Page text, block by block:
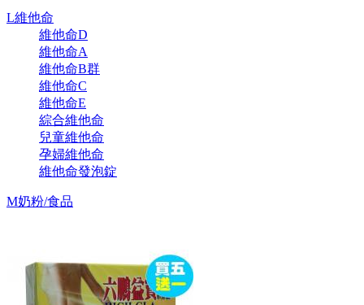
L維他命
維他命D
維他命A
維他命B群
維他命C
維他命E
綜合維他命
兒童維他命
孕婦維他命
維他命發泡錠
M奶粉/食品